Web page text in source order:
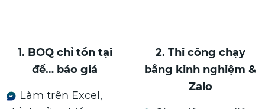
1. BOQ chỉ tồn tại
để… báo giá
Làm trên Excel,
2. Thi công chạy
bằng kinh nghiệm &
Zalo